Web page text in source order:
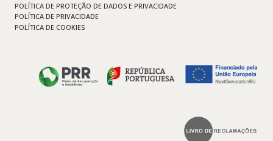
POLÍTICA DE PROTEÇÃO DE DADOS E PRIVACIDADE
POLÍTICA DE PRIVACIDADE
POLÍTICA DE COOKIES